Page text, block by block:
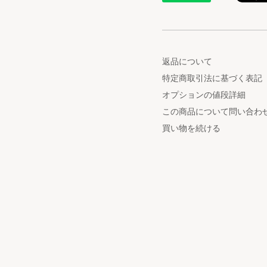
返品について
特定商取引法に基づく表記
オプションの値段詳細
この商品について問い合わ
買い物を続ける